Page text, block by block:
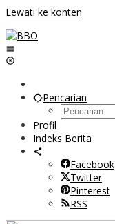
Lewati ke konten
Pencarian
Profil
Indeks Berita
Facebook
Twitter
Pinterest
RSS